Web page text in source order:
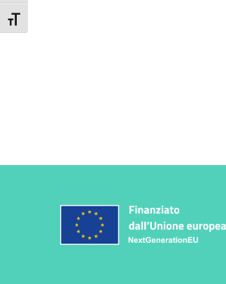
Attiva/disattiva dimensione testo